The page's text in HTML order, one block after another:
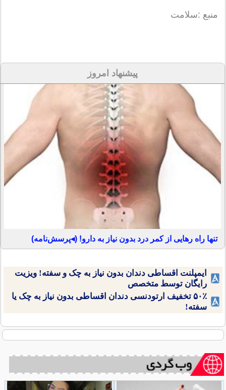
منبع :سلامت
پیشنهاد امروز
تنها راه رهایی از کمر درد بدون نیاز به دارو! (◂پرسش‌نامه)
ایمپلنت اقساطی دندان بدون نیاز به چک و سفته! ویزیت
رایگان توسط متخصص
۵۰٪ تخفیف ارتودنسی دندان اقساطی بدون نیاز به چک یا
سفته!